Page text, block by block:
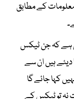
معلومات کے مطابق
ہے کہ جن ٹیکس
ہیں ان سے
کہا جائے گا
نہ تو ٹیکس کے